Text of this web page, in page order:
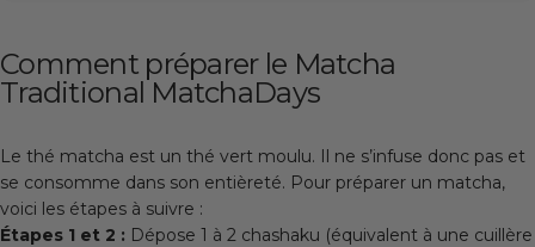
Comment préparer le Matcha
Traditional MatchaDays
Le thé matcha est un thé vert moulu. Il ne s’infuse donc pas et
se consomme dans son entièreté. Pour préparer un matcha,
voici les étapes à suivre :
Étapes 1 et 2 : Dépose 1 à 2 chashaku (équivalent à une cuillère